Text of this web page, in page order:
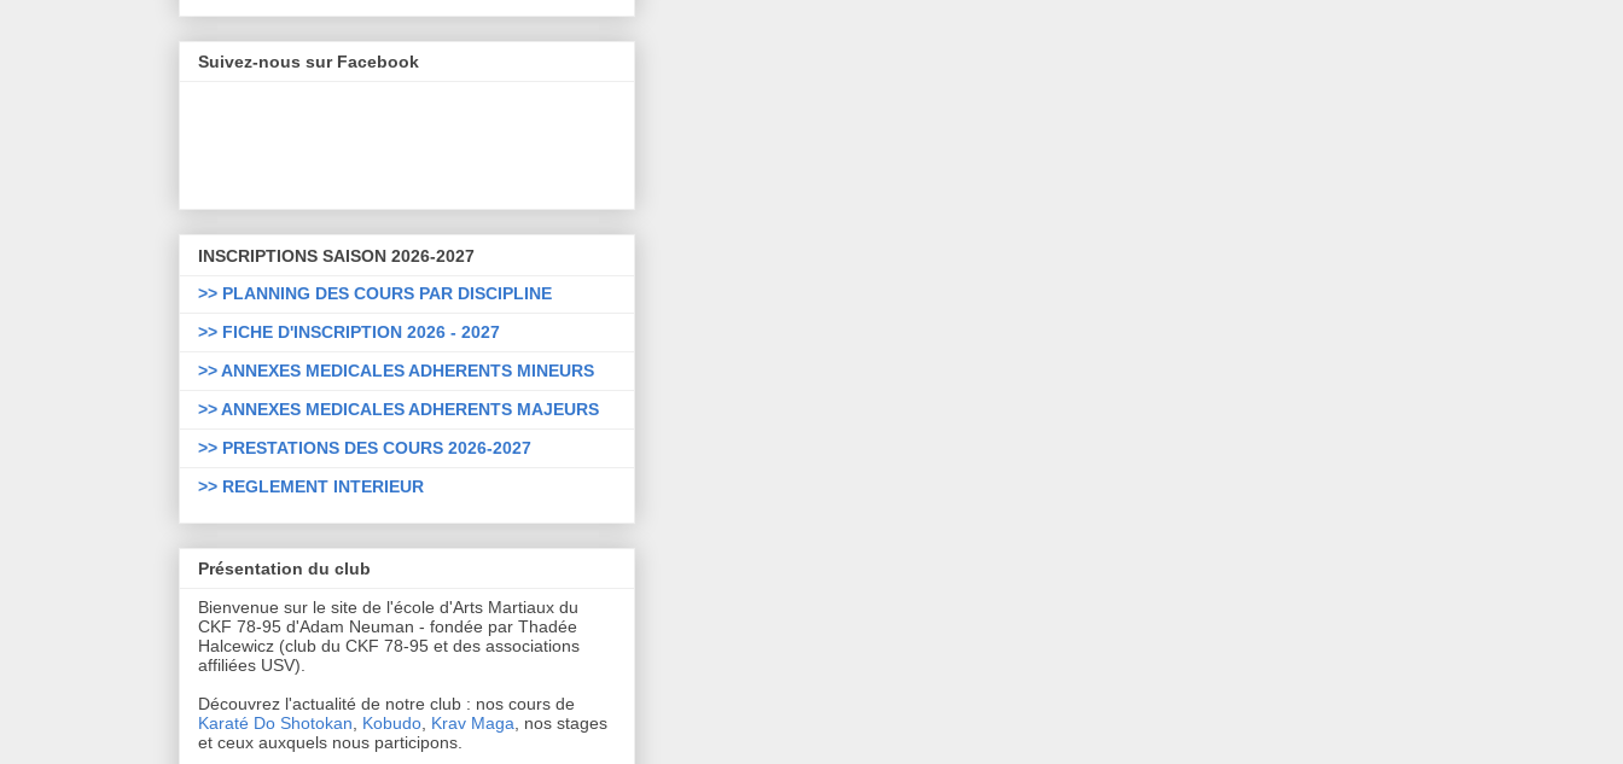
Suivez-nous sur Facebook
INSCRIPTIONS SAISON 2026-2027
>> PLANNING DES COURS PAR DISCIPLINE
>> FICHE D'INSCRIPTION 2026 - 2027
>> ANNEXES MEDICALES ADHERENTS MINEURS
>> ANNEXES MEDICALES ADHERENTS MAJEURS
>> PRESTATIONS DES COURS 2026-2027
>> REGLEMENT INTERIEUR
Présentation du club
Bienvenue sur le site de l'école d'Arts Martiaux du
CKF 78-95 d'Adam Neuman - fondée par Thadée
Halcewicz (club du CKF 78-95 et des associations
affiliées USV).
Découvrez l'actualité de notre club : nos cours de
Karaté Do Shotokan
Kobudo Krav Maga , nos stages
et ceux auxquels nous participons.